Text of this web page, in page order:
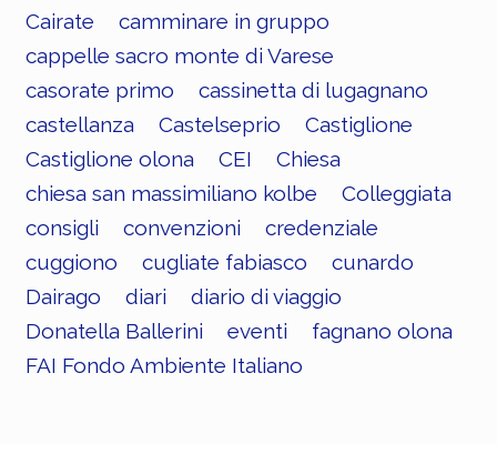
Cairate
camminare in gruppo
cappelle sacro monte di Varese
casorate primo
cassinetta di lugagnano
castellanza
Castelseprio
Castiglione
Castiglione olona
CEI
Chiesa
chiesa san massimiliano kolbe
Colleggiata
consigli
convenzioni
credenziale
cuggiono
cugliate fabiasco
cunardo
Dairago
diari
diario di viaggio
Donatella Ballerini
eventi
fagnano olona
FAI Fondo Ambiente Italiano